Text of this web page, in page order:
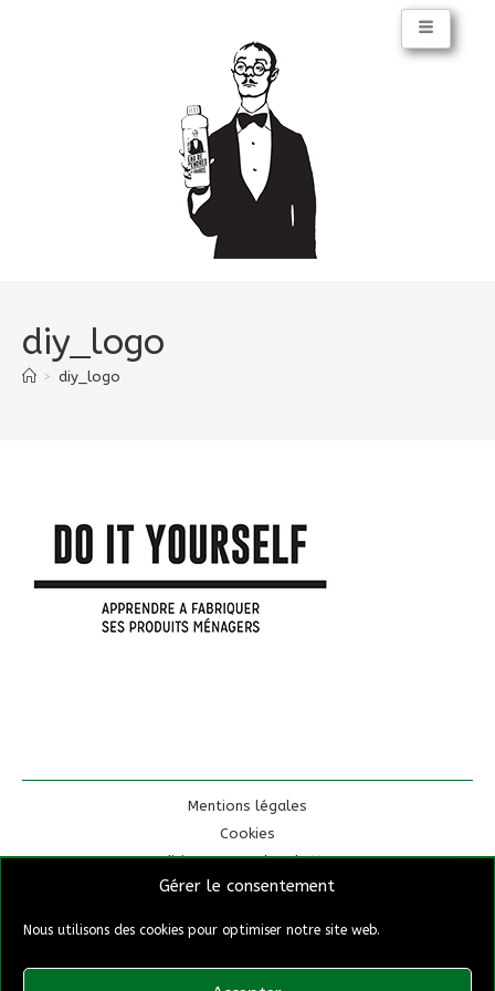
Gérer le consentement
Nous utilisons des cookies pour optimiser notre site web.
diy_logo
> diy_logo
Mentions légales
Cookies
Conditions Generales de Ventes